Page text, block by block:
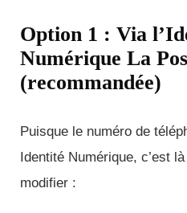
Option 1 : Via
Numérique La
(recommandée)
Puisque le numéro de
Identité Numérique, c’est
modifier :